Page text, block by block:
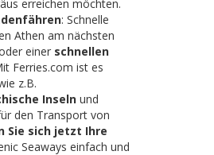
erreichen möchten.
: Schnelle
Athen am nächsten
einer schnellen
Ferries.com ist es
z.B.
Inseln und
den Transport von
Sie sich jetzt Ihre
Seaways einfach und